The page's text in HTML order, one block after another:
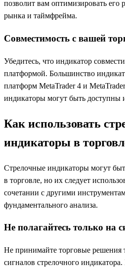
позволит вам оптимизировать его
рынка и таймфрейма.
Совместимость с вашей
Убедитесь, что индикатор
платформой. Большинство
платформ MetaTrader 4 и
индикаторы могут быть доступны
Как использовать
индикаторы в
Стрелочные индикаторы могут
в торговле, но их следует
сочетании с другими
фундаментального анализа.
Не полагайтесь только на
Не принимайте торговые решения
сигналов стрелочного